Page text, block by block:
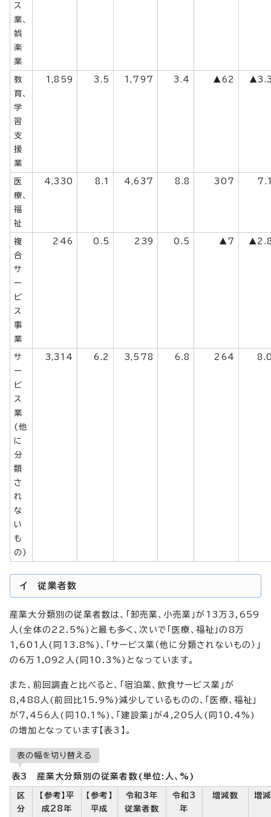
ス
業、
娯
楽
業
教
育、
学
習
支
援
業
1,859 3.5 1,797 3.4 ▲62
医
療、
福
祉
4,330 8.1 4,637 8.8 307
複
合
サ
ー
ビ
ス
事
業
246 0.5 239 0.5 ▲7
サ
ー
ビ
ス
業
(他
に
分
類
さ
れ
な
い
も
の)
3,314 6.2 3,578 6.8 264
イ 従業者数
産業大分類別の従業者数は、「卸売業、小売業」が13万3,659
人(全体の22.5%)と最も多く、次いで「医療、福祉」の8万
1,601人(同13.8%)、「サービス業（他に分類されないもの）」
の6万1,092人(同10.3%)となっています。
また、前回調査と比べると、「宿泊業、飲食サービス業」が
8,488人(前回比15.9%)減少しているものの、「医療、福祉」
が7,456人(同10.1%)、「建設業」が4,205人(同10.4%)
の増加となっています【表3】。
表の幅を切り替える
表3 産業大分類別の従業者数(単位:人、%)
区
分
【参考】平
成28年
【参考】
平成
令和3年
従業者数
令和3
年
増減数 増